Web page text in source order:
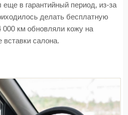
в гарантийный период, из-за
делать бесплатную
000 км обновляли кожу на
вставки салона.